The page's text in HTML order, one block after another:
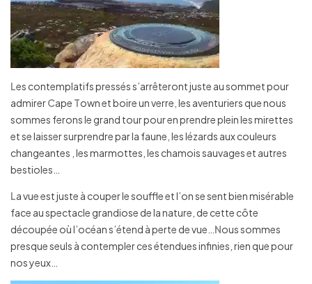
Les contemplatifs pressés s’arrêteront juste au sommet pour
admirerCape Town et boire un verre, les aventuriers que nous
sommes ferons le grand tour pour en prendre plein les mirettes
et se laisser surprendre par la faune, les lézards aux couleurs
changeantes , les marmottes, les chamois sauvages et autres
bestioles…
La vue est juste à couper le souffle et l’on se sent bien misérable
face au spectacle grandiose de la nature, de cette côte
découpée où l’océan s’étend à perte de vue… Nous sommes
presque seuls à contempler ces étendues infinies, rien que pour
nos yeux…